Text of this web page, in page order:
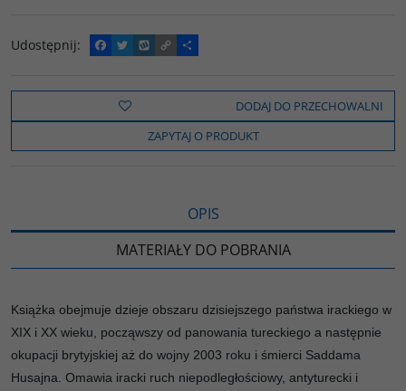
Udostępnij:
F
a
e
o
k
T
w
t
t
e
W
y
o
C
o
y
i
n
k
P
o
z
e
l
s
DODAJ DO PRZECHOWALNI
ZAPYTAJ O PRODUKT
OPIS
MATERIAŁY DO POBRANIA
Książka obejmuje dzieje obszaru dzisiejszego państwa irackiego w
XIX i XX wieku, począwszy od panowania tureckiego a następnie
okupacji brytyjskiej aż do wojny 2003 roku i śmierci Saddama
Husajna. Omawia iracki ruch niepodległościowy, antyturecki i